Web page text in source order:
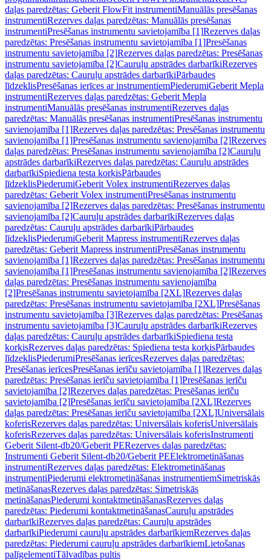
daļas paredzētas: Geberit FlowFit instrumentiManuālās presēšanas
instrumentiRezerves daļas paredzētas: Manuālās presēšanas
instrumentiPresēšanas instrumentu savietojamība [1]Rezerves daļas
paredzētas: Presēšanas instrumentu savietojamība [1]Presēšanas
instrumentu savietojamība [2]Rezerves daļas paredzētas: Presēšanas
instrumentu savietojamība [2]Cauruļu apstrādes darbarīkiRezerves
daļas paredzētas: Cauruļu apstrādes darbarīkiPārbaudes
līdzeklisPresēšanas ierīces ar instrumentiemPiederumiGeberit Mepla
instrumentiRezerves daļas paredzētas: Geberit Mepla
instrumentiManuālās presēšanas instrumentiRezerves daļas
paredzētas: Manuālās presēšanas instrumentiPresēšanas instrumentu
savienojamība [1]Rezerves daļas paredzētas: Presēšanas instrumentu
savienojamība [1]Presēšanas instrumentu savienojamība [2]Rezerves
daļas paredzētas: Presēšanas instrumentu savienojamība [2]Cauruļu
apstrādes darbarīkiRezerves daļas paredzētas: Cauruļu apstrādes
darbarīkiSpiediena testa korķisPārbaudes
līdzeklisPiederumiGeberit Volex instrumentiRezerves daļas
paredzētas: Geberit Volex instrumentiPresēšanas instrumentu
savienojamība [2]Rezerves daļas paredzētas: Presēšanas instrumentu
savienojamība [2]Cauruļu apstrādes darbarīkiRezerves daļas
paredzētas: Cauruļu apstrādes darbarīkiPārbaudes
līdzeklisPiederumiGeberit Mapress instrumentiRezerves daļas
paredzētas: Geberit Mapress instrumentiPresēšanas instrumentu
savienojamība [1]Rezerves daļas paredzētas: Presēšanas instrumentu
savienojamība [1]Presēšanas instrumentu savienojamība [2]Rezerves
daļas paredzētas: Presēšanas instrumentu savienojamība
[2]Presēšanas instrumentu savietojamība [2XL]Rezerves daļas
paredzētas: Presēšanas instrumentu savietojamība [2XL]Presēšanas
instrumentu savietojamība [3]Rezerves daļas paredzētas: Presēšanas
instrumentu savietojamība [3]Cauruļu apstrādes darbarīkiRezerves
daļas paredzētas: Cauruļu apstrādes darbarīkiSpiediena testa
korķisRezerves daļas paredzētas: Spiediena testa korķisPārbaudes
līdzeklisPiederumiPresēšanas ierīcesRezerves daļas paredzētas:
Presēšanas ierīcesPresēšanas ierīču savietojamība [1]Rezerves daļas
paredzētas: Presēšanas ierīču savietojamība [1]Presēšanas ierīču
savietojamība [2]Rezerves daļas paredzētas: Presēšanas ierīču
savietojamība [2]Presēšanas ierīču savietojamība [2XL]Rezerves
daļas paredzētas: Presēšanas ierīču savietojamība [2XL]Universālais
koferisRezerves daļas paredzētas: Universālais koferisUniversālais
koferisRezerves daļas paredzētas: Universālais koferisInstrumenti
Geberit Silent-db20/Geberit PERezerves daļas paredzētas:
Instrumenti Geberit Silent-db20/Geberit PEElektrometināšanas
instrumentiRezerves daļas paredzētas: Elektrometināšanas
instrumentiPiederumi elektrometināšanas instrumentiemSimetriskās
metināšanasRezerves daļas paredzētas: Simetriskās
metināšanasPiederumi kontaktmetināšanasRezerves daļas
paredzētas: Piederumi kontaktmetināšanasCauruļu apstrādes
darbarīkiRezerves daļas paredzētas: Cauruļu apstrādes
darbarīkiPiederumi cauruļu apstrādes darbarīkiemRezerves daļas
paredzētas: Piederumi cauruļu apstrādes darbarīkiemLietošanas
palīgelementiTālvadības pultis